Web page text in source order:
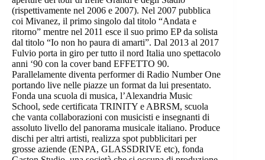
(rispettivamente nel 2006 e 2007). Nel 2007 pubblica
coi Mivanez, il primo singolo dal titolo “Andata e
ritorno” mentre nel 2011 esce il suo primo EP da solista
dal titolo “Io non ho paura di amarti”. Dal 2013 al 2017
Fulvio porta in giro per tutto il nord Italia uno spettacolo
anni ‘90 con la cover band EFFETTO 90.
Parallelamente diventa performer di Radio Number One
portando live nelle piazze un format da lui presentato.
Fonda una scuola di musica, l’Alexandria Music
School, sede certificata TRINITY e ABRSM, scuola
che vanta collaborazioni con musicisti e insegnanti di
assoluto livello del panorama musicale italiano. Produce
dischi per altri artisti, realizza spot pubblicitari per
grosse aziende (ENPA, GLASSDRIVE etc), fonda